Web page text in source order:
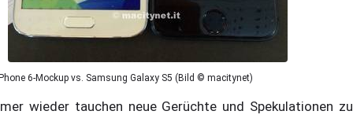
6-Mockup vs. Samsung Galaxy S5 (Bild © macitynet)
wieder tauchen neue Gerüchte und Spekulationen zu